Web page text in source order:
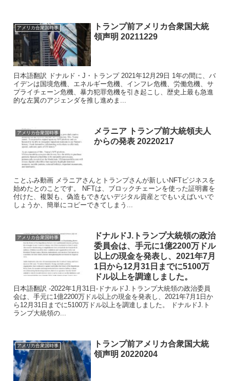
アメリカ合衆国時事
トランプ前アメリカ合衆国大統
領声明 20211229
日本語翻訳 ドナルド・J・トランプ 2021年12月29日 1年の間に、バ
イデンは国境危機、エネルギー危機、インフレ危機、労働危機、サ
プライチェーン危機、暴力犯罪危機を引き起こし、歴史上最も急進
的な左翼のアジェンダを推し進めま...
アメリカ合衆国時事
メラニア トランプ前大統領夫人
からの発表 20220217
ことふみ動画 メラニアさんとトランプさんが新しいNFTビジネスを
始めたとのことです。 NFTは、ブロックチェーンを使った証明書を
付けた、複製も、偽造もできないデジタル資産とでもいえばいいで
しょうか、簡単にコピーできてしまう...
アメリカ合衆国時事
ドナルドJ.トランプ大統領の政治
委員会は、手元に1億2200万ドル
以上の現金を発表し、2021年7月
1日から12月31日までに5100万
ドル以上を調達しました。
日本語翻訳 -2022年1月31日-ドナルドJ.トランプ大統領の政治委員
会は、手元に1億2200万ドル以上の現金を発表し、2021年7月1日か
ら12月31日までに5100万ドル以上を調達しました。 ドナルドJ.ト
ランプ大統領の...
アメリカ合衆国時事
トランプ前アメリカ合衆国大統
領声明 20220204